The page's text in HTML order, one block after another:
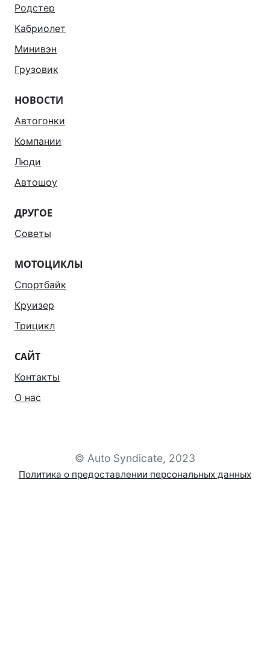
Родстер
Кабриолет
Минивэн
Грузовик
НОВОСТИ
Автогонки
Компании
Люди
Автошоу
ДРУГОЕ
Советы
МОТОЦИКЛЫ
Спортбайк
Круизер
Трицикл
САЙТ
Контакты
О нас
© Auto Syndicate, 2023
Политика о предоставлении персональных данных